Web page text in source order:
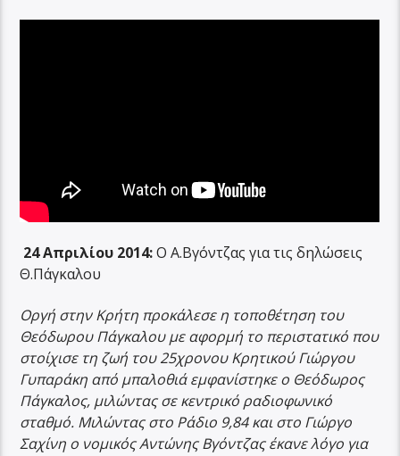
24 Απριλίου 2014:Ο Α.Βγόντζας για τις δηλώσεις
Θ.Πάγκαλου
Οργή στην Κρήτη προκάλεσε η τοποθέτηση του
Θεόδωρου Πάγκαλου με αφορμή το περιστατικό που
στοίχισε τη ζωή του 25χρονου Κρητικού Γιώργου
Γυπαράκη από μπαλοθιά εμφανίστηκε ο Θεόδωρος
Πάγκαλος, μιλώντας σε κεντρικό ραδιοφωνικό
σταθμό. Μιλώντας στο Ράδιο 9,84 και στο Γιώργο
Σαχίνη ο νομικός Αντώνης Βγόντζας έκανε λόγο για